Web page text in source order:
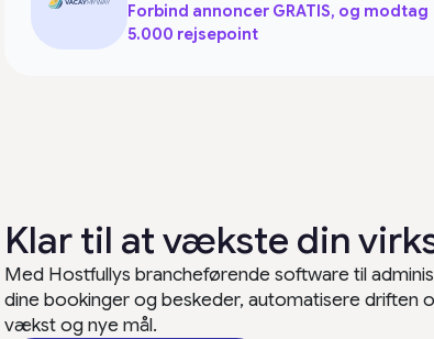
Forbind annoncer GRATIS, og modtag
5.000 rejsepoint
Klar til at vækste din
Med Hostfullys brancheførende software til
dine bookinger og beskeder, automatisere driften
vækst og nye mål.